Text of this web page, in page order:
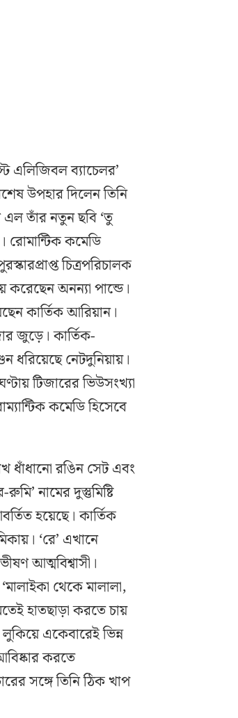
এলিজিবল ব্যাচেলর’
উপহার দিলেন তিনি
এল তাঁর নতুন ছবি ‘তু
রোমান্টিক কমেডি
চিত্রপরিচালক
করেছেন অনন্যা পান্ডে।
কার্তিক আরিয়ান।
জুড়ে। কার্তিক-
ধরিয়েছে নেটদুনিয়ায়।
টিজারের ভিউসংখ্যা
কমেডি হিসেবে
ধাঁধানো রঙিন সেট এবং
নামের দুস্তুমিষ্টি
হয়েছে। কার্তিক
‘রে’ এখানে
আত্মবিশ্বাসী।
থেকে মালালা,
হাতছাড়া করতে চায়
একেবারেই ভিন্ন
করতে
সঙ্গে তিনি ঠিক খাপ